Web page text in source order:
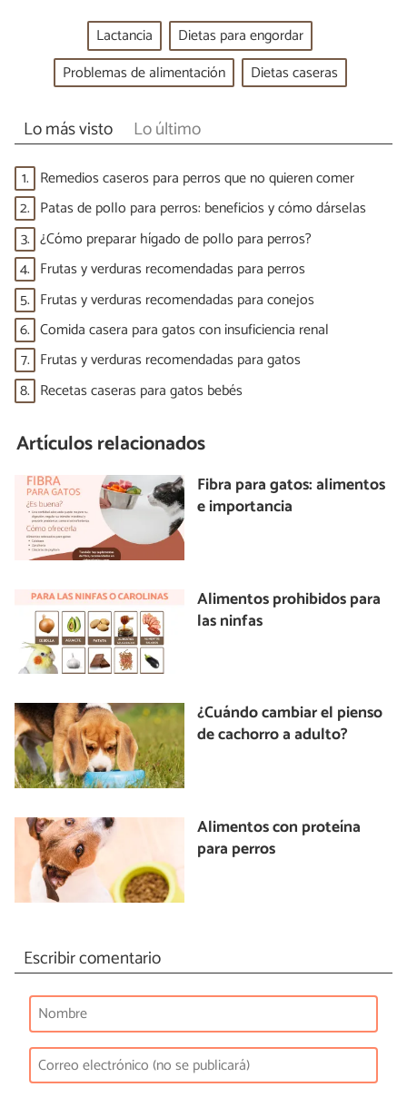
Lactancia
Dietas para engordar
Problemas de alimentación
Dietas caseras
Lo más visto Lo último
1. Remedios caseros para perros que no quieren comer
2. Patas de pollo para perros: beneficios y cómo dárselas
3. ¿Cómo preparar hígado de pollo para perros?
4. Frutas y verduras recomendadas para perros
5. Frutas y verduras recomendadas para conejos
6. Comida casera para gatos con insuficiencia renal
7. Frutas y verduras recomendadas para gatos
8. Recetas caseras para gatos bebés
Artículos relacionados
Fibra para gatos: alimentos
e importancia
Alimentos prohibidos para
las ninfas
¿Cuándo cambiar el pienso
de cachorro a adulto?
Alimentos con proteína
para perros
Escribir comentario